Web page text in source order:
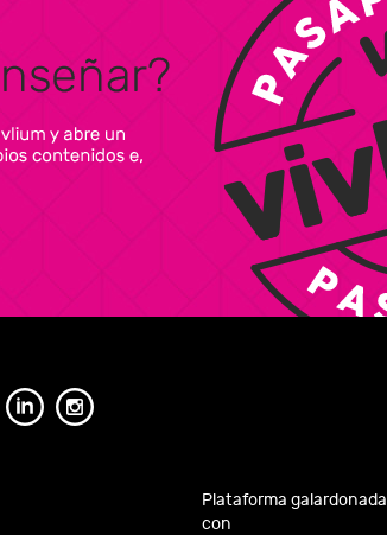
Plataforma galardonada
con